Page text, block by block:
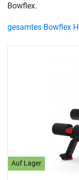
Auf Lager
Bowflex.
gesamtes Bowflex